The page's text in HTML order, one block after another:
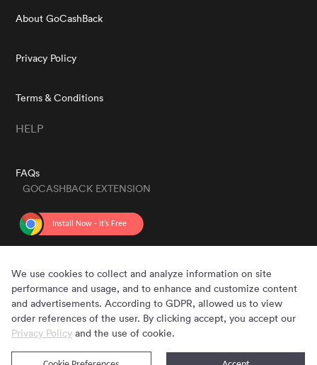
About GoCashBack
Privacy Policy
Terms & Conditions
HELP
FAQs
GOCASHBACK EXTENSION
We use cookies to collect and analyze information on site
performance and usage, and to enhance and customize content
and advertisements. According to GDPR, allowed us to view
order references of the user. By clicking accept, you accept our
Privacy Policy and the use of cookie.